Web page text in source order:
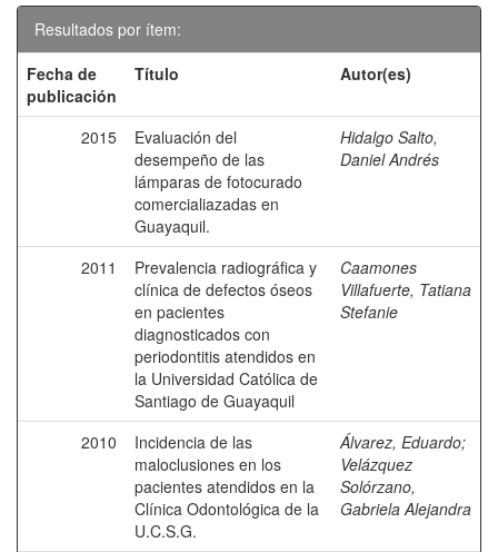
Resultados por ítem:
Fecha de
publicación
Título Autor(es)
2015
Evaluación del
desempeño de las
lámparas de fotocurado
comercialiazadas en
Guayaquil.
Hidalgo Salto,
Daniel Andrés
2011
Prevalencia radiográfica y
clínica de defectos óseos
en pacientes
diagnosticados con
periodontitis atendidos en
la Universidad Católica de
Santiago de Guayaquil
Caamones
Villafuerte, Tatiana
Stefanie
2010
Incidencia de las
maloclusiones en los
pacientes atendidos en la
Clínica Odontológica de la
U.C.S.G.
Álvarez, Eduardo;
Velázquez
Solórzano,
Gabriela Alejandra